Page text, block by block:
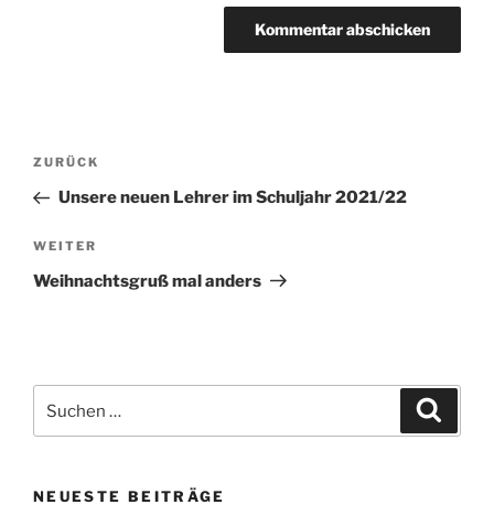
Beitragsnavigation
Vorheriger
Beitrag
ZURÜCK
Unsere neuen Lehrer im Schuljahr 2021/22
Nächster
Beitrag
WEITER
Weihnachtsgruß mal anders
nach:
NEUESTE BEITRÄGE